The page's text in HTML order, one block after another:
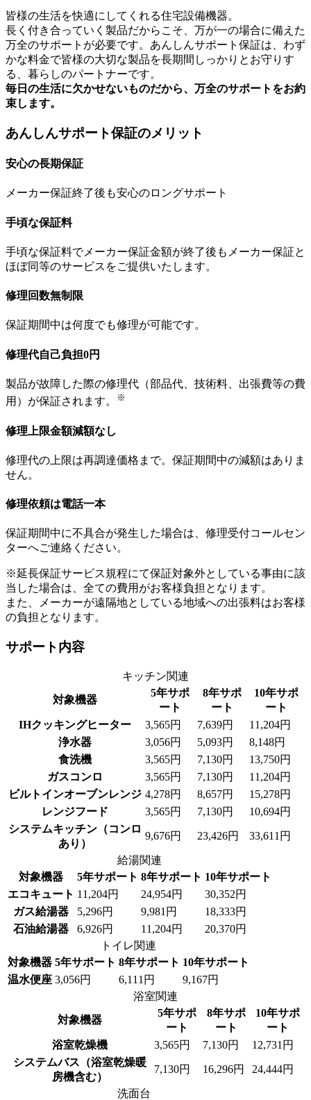
皆様の生活を快適にしてくれる住宅設備機器。
長く付き合っていく製品だからこそ、万が一の場合に備えた
万全のサポートが必要です。あんしんサポート保証は、わず
かな料金で皆様の大切な製品を長期間しっかりとお守りす
る、暮らしのパートナーです。
毎日の生活に欠かせないものだから、万全のサポートをお約
束します。
あんしんサポート保証のメリット
安心の長期保証
メーカー保証終了後も安心のロングサポート
手頃な保証料
手頃な保証料でメーカー保証金額が終了後もメーカー保証と
ほぼ同等のサービスをご提供いたします。
修理回数無制限
保証期間中は何度でも修理が可能です。
修理代自己負担0円
製品が故障した際の修理代（部品代、技術料、出張費等の費
用）が保証されます。
※
修理上限金額減額なし
修理代の上限は再調達価格まで。保証期間中の減額はありま
せん。
修理依頼は電話一本
保証期間中に不具合が発生した場合は、修理受付コールセン
ターへご連絡ください。
※延長保証サービス規程にて保証対象外としている事由に該
当した場合は、全ての費用がお客様負担となります。
また、メーカーが遠隔地としている地域への出張料はお客様
の負担となります。
サポート内容
キッチン関連
対象機器
5年サポ
ート
8年サポ
ート
10年サポ
ート
IHクッキングヒーター
3,565円 7,639円
11,204円
浄水器
3,056円 5,093円
8,148円
食洗機
3,565円 7,130円
13,750円
ガスコンロ
3,565円 7,130円
11,204円
ビルトインオーブンレンジ 4,278円 8,657円
15,278円
レンジフード
3,565円 7,130円
10,694円
システムキッチン（コンロ
あり）
9,676円 23,426円 33,611円
給湯関連
対象機器
5年サポート 8年サポート 10年サポート
エコキュート 11,204円 24,954円
30,352円
ガス給湯器
5,296円 9,981円
18,333円
石油給湯器
6,926円 11,204円
20,370円
トイレ関連
対象機器 5年サポート 8年サポート 10年サポート
温水便座 3,056円 6,111円
9,167円
浴室関連
対象機器
5年サポ
ート
8年サポ
ート
10年サポ
ート
浴室乾燥機
3,565円 7,130円
12,731円
システムバス（浴室乾燥暖
房機含む）
7,130円 16,296円 24,444円
洗面台